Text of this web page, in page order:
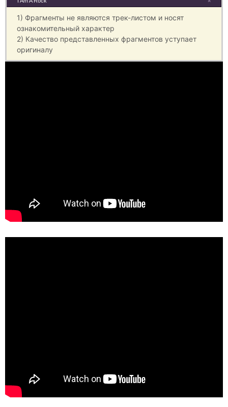
1) Фрагменты не являются трек-листом и носят
ознакомительный характер
2) Качество представленных фрагментов уступает
оригиналу